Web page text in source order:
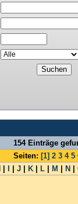
154 Einträge
Seiten: [1] 2 3 4 5
J K L M N